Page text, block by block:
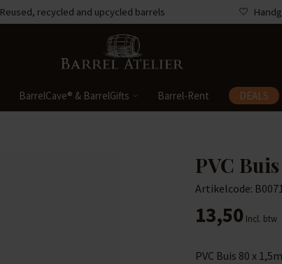
Reused, recycled and upcycled barrels
BarrelCave® & BarrelGifts Barrel-Rent DEALS
PVC
Artikelcode:
13,50 Incl. btw
PVC Buis 80 x